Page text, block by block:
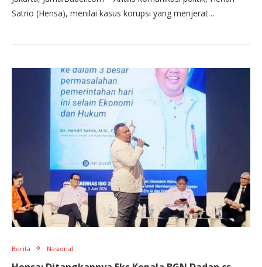
Satrio (Hensa), menilai kasus korupsi yang menjerat…
Berita Nasional